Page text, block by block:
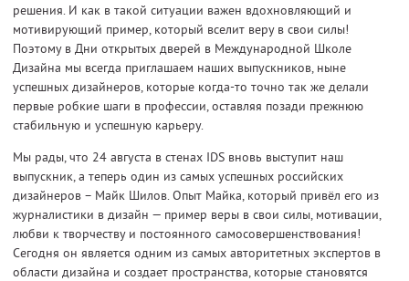
решения. И как в такой ситуации важен вдохновляющий и
мотивирующий пример, который вселит веру в свои силы!
Поэтому в Дни открытых дверей в Международной Школе
Дизайна мы всегда приглашаем наших выпускников, ныне
успешных дизайнеров, которые когда-то точно так же делали
первые робкие шаги в профессии, оставляя позади прежнюю
стабильную и успешную карьеру.
Мы рады, что 24 августа в стенах IDS вновь выступит наш
выпускник, а теперь один из самых успешных российских
дизайнеров – Майк Шилов. Опыт Майка, который привёл его из
журналистики в дизайн — пример веры в свои силы, мотивации,
любви к творчеству и постоянного самосовершенствования!
Сегодня он является одним из самых авторитетных экспертов в
области дизайна и создает пространства, которые становятся